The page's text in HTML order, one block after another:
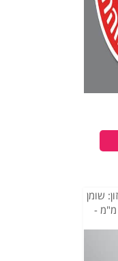
שומן
גבוהה קוטר 25 מ"מ -